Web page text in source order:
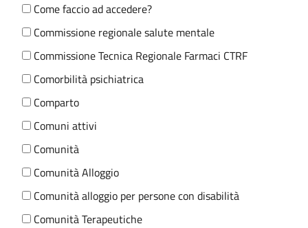
Come faccio ad accedere?
Commissione regionale salute mentale
Commissione Tecnica Regionale Farmaci CTRF
Comorbilità psichiatrica
Comparto
Comuni attivi
Comunità
Comunità Alloggio
Comunità alloggio per persone con disabilità
Comunità Terapeutiche